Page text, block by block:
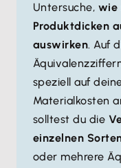
Untersuche, wie
Produktdicken
auswirken. Auf
speziell auf
Materialkosten
solltest du die
einzelnen
oder mehrere